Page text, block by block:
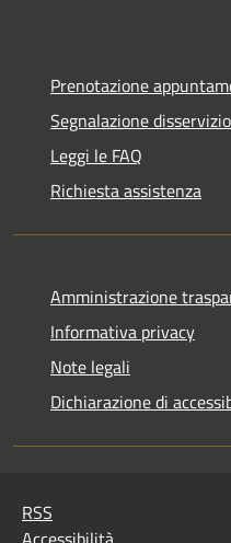
Prenotazione
Segnalazione disservizio
Leggi le FAQ
Richiesta assistenza
Amministrazione
Informativa privacy
Note legali
Dichiarazione di
RSS